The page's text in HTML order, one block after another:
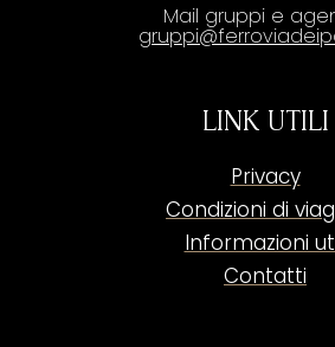
Mail gruppi e
LINK UTILI
Privacy
Condizioni di
Informazioni
Contatti